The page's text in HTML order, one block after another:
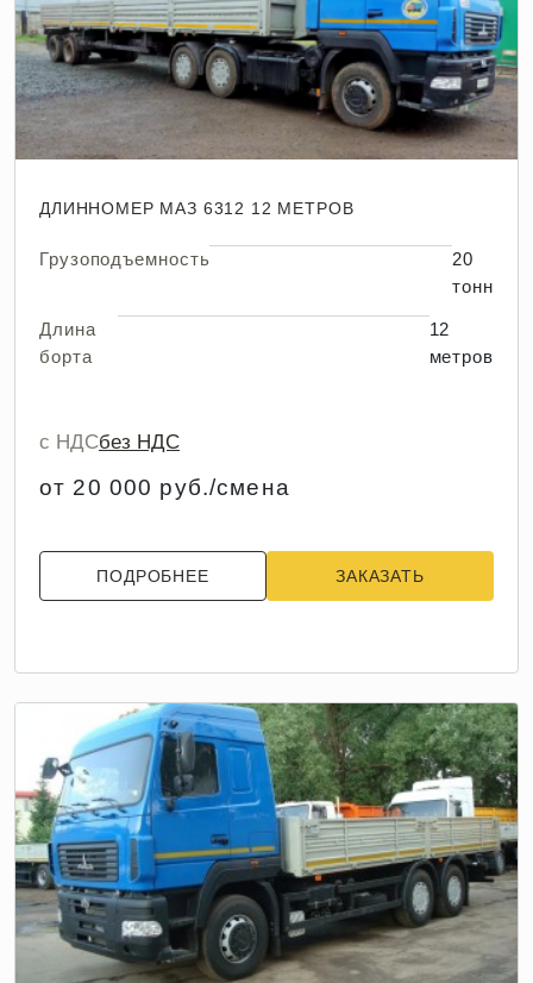
ДЛИННОМЕР МАЗ 6312 12 МЕТРОВ
Грузоподъемность
20
тонн
Длина
борта
12
метров
с НДСбез НДС
от 20 000 руб./смена
ПОДРОБНЕЕ ЗАКАЗАТЬ